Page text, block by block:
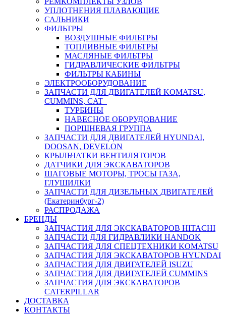
УПЛОТНЕНИЯ ПЛАВАЮЩИЕ
САЛЬНИКИ
ФИЛЬТРЫ
ВОЗДУШНЫЕ ФИЛЬТРЫ
ТОПЛИВНЫЕ ФИЛЬТРЫ
МАСЛЯНЫЕ ФИЛЬТРЫ
ГИДРАВЛИЧЕСКИЕ ФИЛЬТРЫ
ФИЛЬТРЫ КАБИНЫ
ЭЛЕКТРООБОРУДОВАНИЕ
ЗАПЧАСТИ ДЛЯ ДВИГАТЕЛЕЙ KOMATSU,
CUMMINS, CAT
ТУРБИНЫ
НАВЕСНОЕ ОБОРУДОВАНИЕ
ПОРШНЕВАЯ ГРУППА
ЗАПЧАСТИ ДЛЯ ДВИГАТЕЛЕЙ HYUNDAI,
DOOSAN, DEVELON
КРЫЛЬЧАТКИ ВЕНТИЛЯТОРОВ
ДАТЧИКИ ДЛЯ ЭКСКАВАТОРОВ
ШАГОВЫЕ МОТОРЫ, ТРОСЫ ГАЗА,
ГЛУШИЛКИ
ЗАПЧАСТИ ДЛЯ ДИЗЕЛЬНЫХ ДВИГАТЕЛЕЙ
(Екатеринбург-2)
РАСПРОДАЖА
БРЕНДЫ
ЗАПЧАСТИЯ ДЛЯ ЭКСКАВАТОРОВ HITACHI
ЗАПЧАСТИ ДЛЯ ГИДРАВЛИКИ HANDOK
ЗАПЧАСТИЯ ДЛЯ СПЕЦТЕХНИКИ KOMATSU
ЗАПЧАСТИЯ ДЛЯ ЭКСКАВАТОРОВ HYUNDAI
ЗАПЧАСТИЯ ДЛЯ ДВИГАТЕЛЕЙ ISUZU
ЗАПЧАСТИЯ ДЛЯ ДВИГАТЕЛЕЙ CUMMINS
ЗАПЧАСТИЯ ДЛЯ ЭКСКАВАТОРОВ
CATERPILLAR
ДОСТАВКА
КОНТАКТЫ